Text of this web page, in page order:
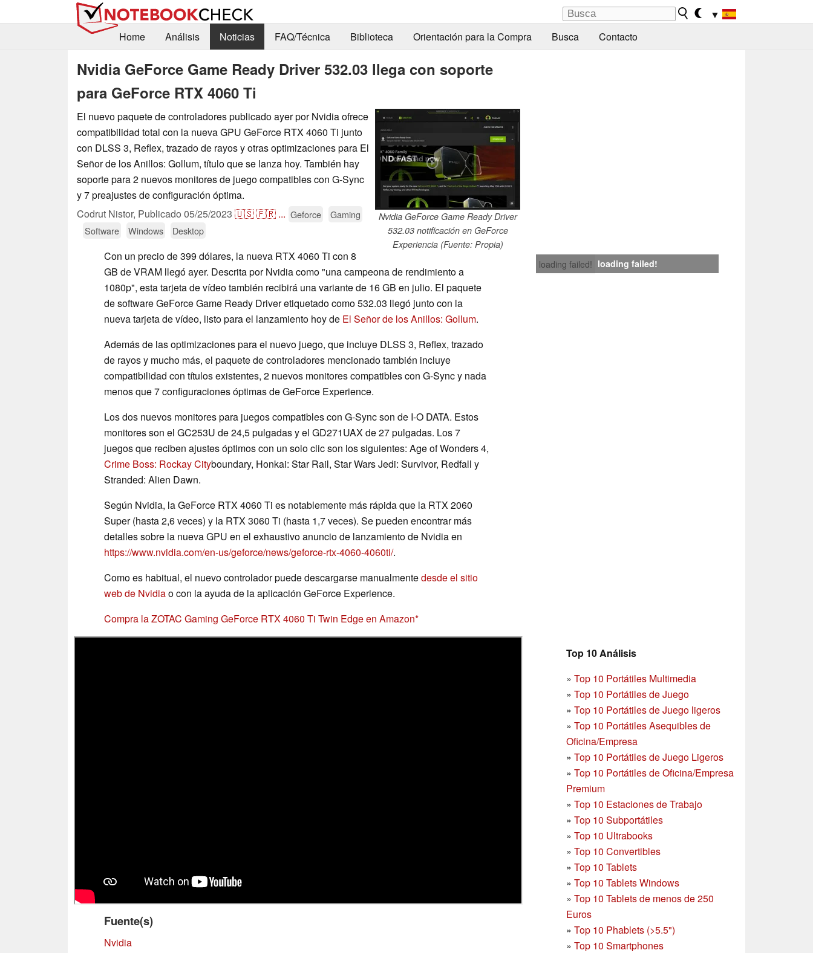
▼
Home
Análisis Noticias FAQ/Técnica Biblioteca Orientación para la Compra Busca Contacto
Nvidia GeForce Game Ready Driver 532.03 llega con soporte
para GeForce RTX 4060 Ti
Nvidia GeForce Game Ready Driver
532.03 notificación en GeForce
Experiencia (Fuente: Propia)
El nuevo paquete de controladores publicado ayer por Nvidia ofrece
compatibilidad total con la nueva GPU GeForce RTX 4060 Ti junto
con DLSS 3, Reflex, trazado de rayos y otras optimizaciones para El
Señor de los Anillos: Gollum, título que se lanza hoy. También hay
soporte para 2 nuevos monitores de juego compatibles con G-Sync
y 7 preajustes de configuración óptima.
Codrut Nistor, Publicado 05/25/2023 🇺🇸🇫🇷 ... Geforce
Gaming
Software
Windows Desktop
loading failed! loading failed!
Con un precio de 399 dólares, la nueva RTX 4060 Ti con 8
GB de VRAM llegó ayer. Descrita por Nvidia como "una campeona de rendimiento a
1080p", esta tarjeta de vídeo también recibirá una variante de 16 GB en julio. El paquete
de software GeForce Game Ready Driver etiquetado como 532.03 llegó junto con la
nueva tarjeta de vídeo, listo para el lanzamiento hoy de El Señor de los Anillos: Gollum.
Además de las optimizaciones para el nuevo juego, que incluye DLSS 3, Reflex, trazado
de rayos y mucho más, el paquete de controladores mencionado también incluye
compatibilidad con títulos existentes, 2 nuevos monitores compatibles con G-Sync y nada
menos que 7 configuraciones óptimas de GeForce Experience.
Los dos nuevos monitores para juegos compatibles con G-Sync son de I-O DATA. Estos
monitores son el GC253U de 24,5 pulgadas y el GD271UAX de 27 pulgadas. Los 7
juegos que reciben ajustes óptimos con un solo clic son los siguientes: Age of Wonders 4,
Crime Boss: Rockay Cityboundary, Honkai: Star Rail, Star Wars Jedi: Survivor, Redfall y
Stranded: Alien Dawn.
Según Nvidia, la GeForce RTX 4060 Ti es notablemente más rápida que la RTX 2060
Super (hasta 2,6 veces) y la RTX 3060 Ti (hasta 1,7 veces). Se pueden encontrar más
detalles sobre la nueva GPU en el exhaustivo anuncio de lanzamiento de Nvidia en
https://www.nvidia.com/en-us/geforce/news/geforce-rtx-4060-4060ti/.
Como es habitual, el nuevo controlador puede descargarse manualmentedesde el sitio
web de Nvidiao con la ayuda de la aplicación GeForce Experience.
Compra la ZOTAC Gaming GeForce RTX 4060 Ti Twin Edge en Amazon
Top 10 Análisis
» Top 10 Portátiles Multimedia
» Top 10 Portátiles de Juego
» Top 10 Portátiles de Juego ligeros
» Top 10 Portátiles Asequibles de
Oficina/Empresa
» Top 10 Portátiles de Juego Ligeros
» Top 10 Portátiles de Oficina/Empresa
Premium
» Top 10 Estaciones de Trabajo
» Top 10 Subportátiles
» Top 10 Ultrabooks
» Top 10 Convertibles
» Top 10 Tablets
» Top 10 Tablets Windows
» Top 10 Tablets de menos de 250
Euros
» Top 10 Phablets (>5.5")
» Top 10 Smartphones
Fuente(s)
Nvidia